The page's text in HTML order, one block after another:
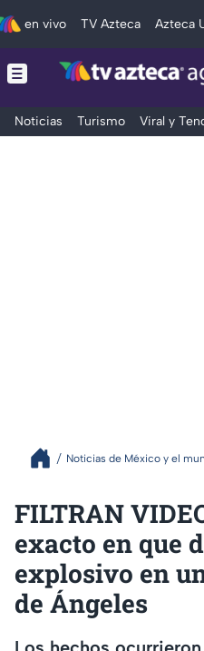
en vivo TV Azteca Azteca
Noticias Turismo Viral y
Noticias de México y el
FILTRAN
exacto en que
explosivo en
de Ángeles